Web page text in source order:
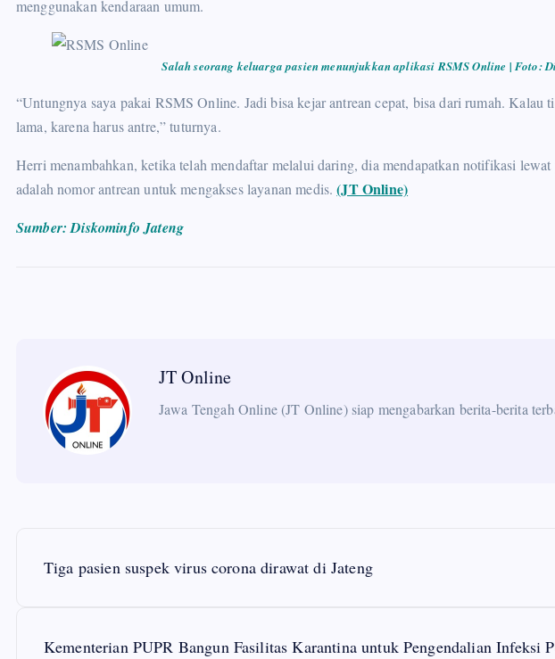
menggunakan kendaraan umum.
Salah seorang keluarga pasien menunjukkan aplikasi RSMS Online | Foto:
“Untungnya saya pakai RSMS Online. Jadi bisa kejar antrean cepat, bisa dari rumah. Kalau
lama, karena harus antre,” tuturnya.
Herri menambahkan, ketika telah mendaftar melalui daring, dia mendapatkan notifikasi
adalah nomor antrean untuk mengakses layanan medis.(JT Online)
Sumber: Diskominfo Jateng
JT Online
Jawa Tengah Online (JT Online) siap mengabarkan berita-berita
Tiga pasien suspek virus corona dirawat di Jateng
Kementerian PUPR Bangun Fasilitas Karantina untuk Pengendalian Infeksi